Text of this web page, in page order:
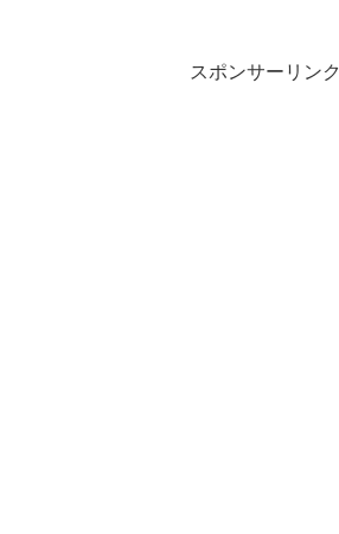
スポンサーリンク